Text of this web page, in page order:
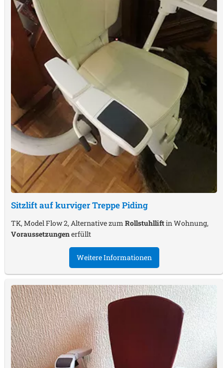
Sitzlift auf kurviger TreppePiding
TK, Model Flow 2, Alternative zum Rollstuhlliftin Wohnung,
Voraussetzungenerfüllt
Weitere Informationen